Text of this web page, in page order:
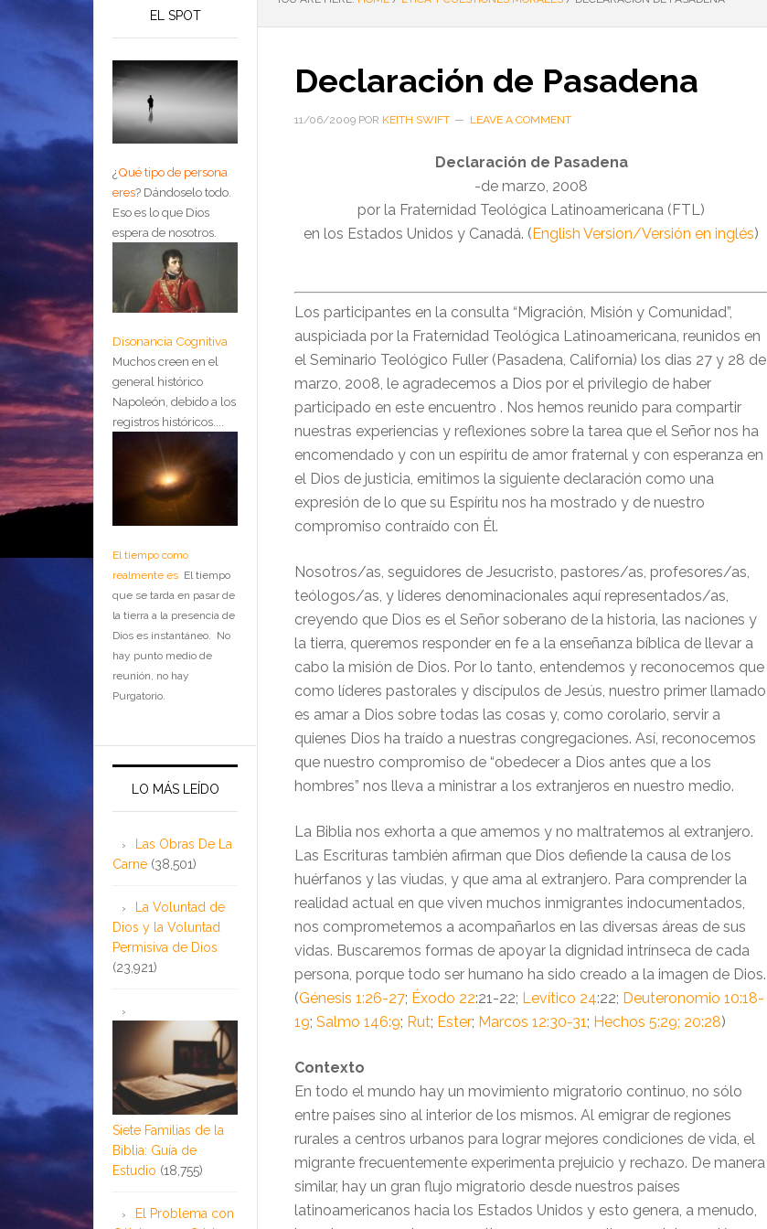
Declaración de Pasadena
11/06/2009 POR KEITH SWIFT LEAVE A COMMENT
Declaración de Pasadena
-de marzo, 2008
por la Fraternidad Teológica Latinoamericana (FTL)
en los Estados Unidos y Canadá. (English Version/Versión en inglés)
Los participantes en la consulta “Migración, Misión y Comunidad”,
auspiciada por la Fraternidad Teológica Latinoamericana, reunidos en
el Seminario Teológico Fuller (Pasadena, California) los dias 27 y 28 de
marzo, 2008, le agradecemos a Dios por el privilegio de haber
participado en este encuentro . Nos hemos reunido para compartir
nuestras experiencias y reflexiones sobre la tarea que el Señor nos ha
encomendado y con un espíritu de amor fraternal y con esperanza en
el Dios de justicia, emitimos la siguiente declaración como una
expresión de lo que su Espíritu nos ha mostrado y de nuestro
compromiso contraído con Él.
Nosotros/as, seguidores de Jesucristo, pastores/as, profesores/as,
teólogos/as, y líderes denominacionales aquí representados/as,
creyendo que Dios es el Señor soberano de la historia, las naciones y
la tierra, queremos responder en fe a la enseñanza bíblica de llevar a
cabo la misión de Dios. Por lo tanto, entendemos y reconocemos que
como líderes pastorales y discípulos de Jesús, nuestro primer llamado
es amar a Dios sobre todas las cosas y, como corolario, servir a
quienes Dios ha traído a nuestras congregaciones. Así, reconocemos
que nuestro compromiso de “obedecer a Dios antes que a los
hombres” nos lleva a ministrar a los extranjeros en nuestro medio.
La Biblia nos exhorta a que amemos y no maltratemos al extranjero.
Las Escrituras también afirman que Dios defiende la causa de los
huérfanos y las viudas, y que ama al extranjero. Para comprender la
realidad actual en que viven muchos inmigrantes indocumentados,
nos comprometemos a acompañarlos en las diversas áreas de sus
vidas. Buscaremos formas de apoyar la dignidad intrínseca de cada
persona, porque todo ser humano ha sido creado a la imagen de Dios.
(Génesis 1:26-27; Éxodo 22:21-22; Levítico 24:22; Deuteronomio 10:18-
19; Salmo 146:9; Rut; Ester; Marcos 12:30-31; Hechos 5:29; 20:28)
Contexto
En todo el mundo hay un movimiento migratorio continuo, no sólo
entre países sino al interior de los mismos. Al emigrar de regiones
rurales a centros urbanos para lograr mejores condiciones de vida, el
migrante frecuentemente experimenta prejuicio y rechazo. De manera
similar, hay un gran flujo migratorio desde nuestros países
latinoamericanos hacia los Estados Unidos y esto genera, a menudo,
EL SPOT
¿Qué tipo de persona
eres? Dándoselo todo.
Eso es lo que Dios
espera de nosotros.
Disonancia Cognitiva
Muchos creen en el
general histórico
Napoleón, debido a los
registros históricos....
El tiempo como
realmente es El tiempo
que se tarda en pasar de
la tierra a la presencia de
Dios es instantáneo. No
hay punto medio de
reunión, no hay
Purgatorio.
LO MÁS LEÍDO
Las Obras De La
Carne (38,501)
La Voluntad de
Dios y la Voluntad
Permisiva de Dios
(23,921)
Siete Familias de la
Biblia: Guía de
Estudio (18,755)
El Problema con